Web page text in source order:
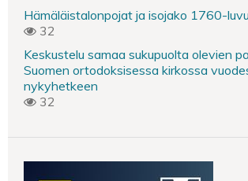
Hämäläistalonpojat ja isojako 1760-
32
Keskustelu samaa sukupuolta olevien
Suomen ortodoksisessa kirkossa
nykyhetkeen
32